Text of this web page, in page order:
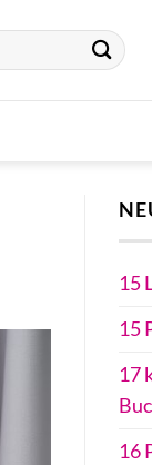
15
15
17
16